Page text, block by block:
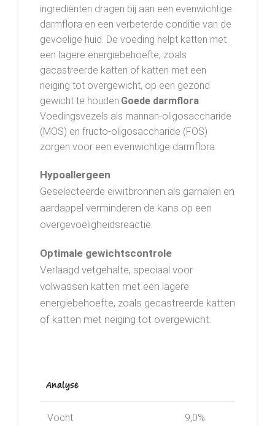
ingrediënten dragen bij aan een evenwichtige
darmflora en een verbeterde conditie van de
gevoelige huid. De voeding helpt katten met
een lagere energiebehoefte, zoals
gacastreerde katten of katten met een
neiging tot overgewicht, op een gezond
gewicht te houden.Goede darmflora
Voedingsvezels als mannan-oligosaccharide
(MOS) en fructo-oligosaccharide (FOS)
zorgen voor een evenwichtige darmflora.
Hypoallergeen
Geselecteerde eiwitbronnen als garnalen en
aardappel verminderen de kans op een
overgevoeligheidsreactie.
Optimale gewichtscontrole
Verlaagd vetgehalte, speciaal voor
volwassen katten met een lagere
energiebehoefte, zoals gecastreerde katten
of katten met neiging tot overgewicht.
Analyse
Vocht 9,0%